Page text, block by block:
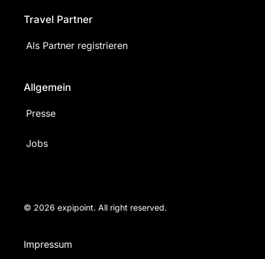
Travel Partner
Als Partner registrieren
Allgemein
Presse
Jobs
© 2026 expipoint. All right reserved.
Impressum